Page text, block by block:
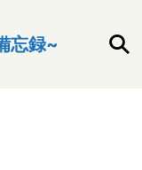
忘録~